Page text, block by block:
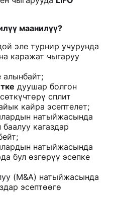
маанилүү?
эле турнир учурунда
каражат чыгаруу
алынбайт;
дуушар болгон
сплит
кайра эсептелет;
натыйжасында
баалуу кагаздар
натыйжасында
бул өзгөрүү эсепке
(M&A) натыйжасында
эсептөөгө